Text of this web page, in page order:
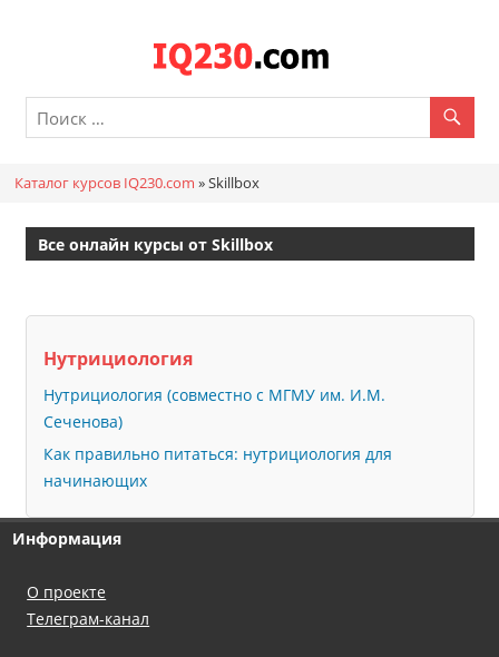
онлайн
Каталог курсов IQ230.com »Skillbox
Все онлайн курсы от Skillbox
Нутрициология
Нутрициология (совместно с МГМУ им. И.М.
Сеченова)
Как правильно питаться: нутрициология для
начинающих
Информация
О проекте
Телеграм-канал